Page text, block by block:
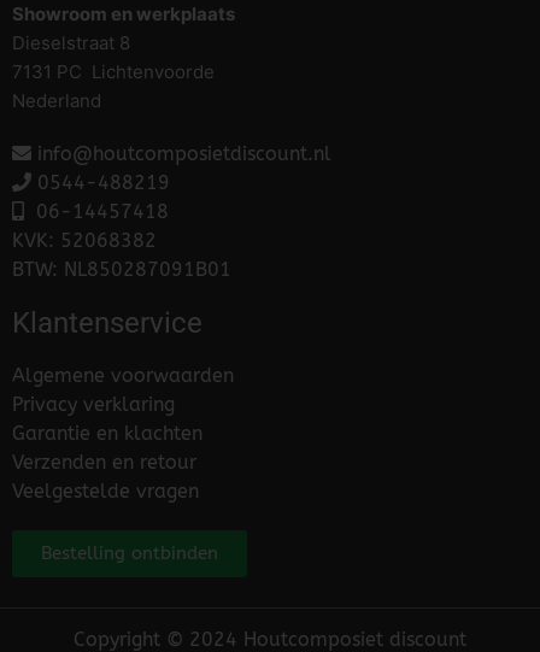
Showroom en werkplaats
Dieselstraat 8
7131 PC Lichtenvoorde
Nederland
info@houtcomposietdiscount.nl
0544-488219
06- 14457418
KVK: 52068382
BTW: NL850287091B01
Klantenservice
Algemene voorwaarden
Privacy verklaring
Garantie en klachten
Verzenden en retour
Veelgestelde vragen
Bestelling ontbinden
Copyright © 2024 Houtcomposiet discount